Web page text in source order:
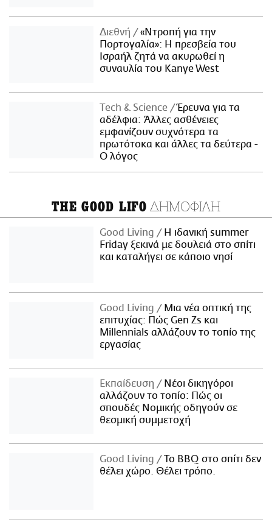
Διεθνή
«Ντροπή για την
Πορτογαλία»: Η πρεσβεία του
Ισραήλ ζητά να ακυρωθεί η
συναυλία του Kanye West
Τech & Science
Έρευνα για τα
αδέλφια: Άλλες ασθένειες
εμφανίζουν συχνότερα τα
πρωτότοκα και άλλες τα δεύτερα -
Ο λόγος
THE GOOD LIFO ΔΗΜΟΦΙΛΗ
Good Living
Η ιδανική summer
Friday ξεκινά με δουλειά στο σπίτι
και καταλήγει σε κάποιο νησί
Good Living
Μια νέα οπτική της
επιτυχίας: Πώς Gen Zs και
Millennials αλλάζουν το τοπίο της
εργασίας
Εκπαίδευση
Νέοι δικηγόροι
αλλάζουν το τοπίο: Πώς οι
σπουδές Νομικής οδηγούν σε
θεσμική συμμετοχή
Good Living
Το BBQ στο σπίτι δεν
θέλει χώρο. Θέλει τρόπο.